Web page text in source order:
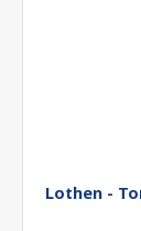
Lothen -